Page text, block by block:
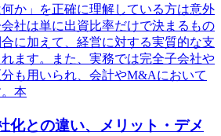
何か」を正確に理解している方は意外
社は単に出資比率だけで決まるもの
に加えて、経営に対する実質的な支
ます。また、実務では完全子会社や
も用いられ、会計やM&Aにおいて
本
化との違い、メリット・デメ